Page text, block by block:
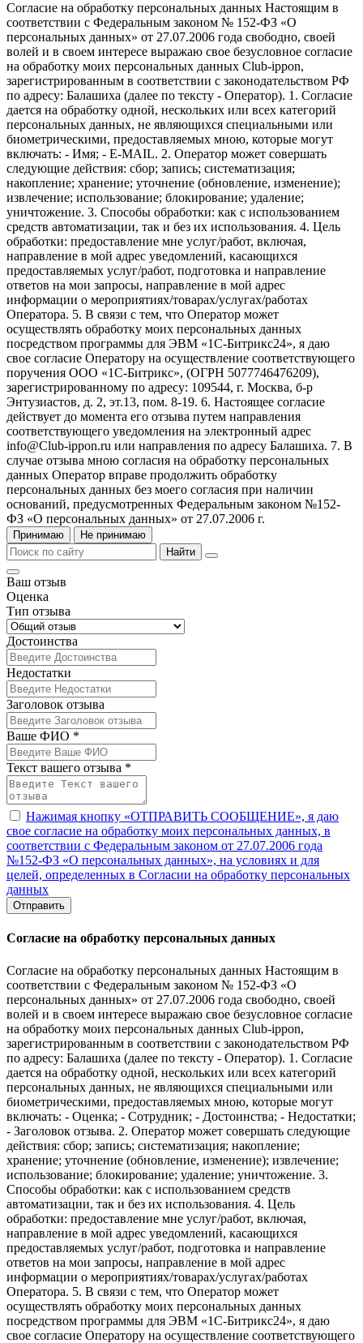
Согласие на обработку персональных данных Настоящим в
соответствии с Федеральным законом № 152-ФЗ «О
персональных данных» от 27.07.2006 года свободно, своей
волей и в своем интересе выражаю свое безусловное согласие
на обработку моих персональных данных Club-ippon,
зарегистрированным в соответствии с законодательством РФ
по адресу: Балашиха (далее по тексту - Оператор). 1. Согласие
дается на обработку одной, нескольких или всех категорий
персональных данных, не являющихся специальными или
биометрическими, предоставляемых мною, которые могут
включать: - Имя; - E-MAIL. 2. Оператор может совершать
следующие действия: сбор; запись; систематизация;
накопление; хранение; уточнение (обновление, изменение);
извлечение; использование; блокирование; удаление;
уничтожение. 3. Способы обработки: как с использованием
средств автоматизации, так и без их использования. 4. Цель
обработки: предоставление мне услуг/работ, включая,
направление в мой адрес уведомлений, касающихся
предоставляемых услуг/работ, подготовка и направление
ответов на мои запросы, направление в мой адрес
информации о мероприятиях/товарах/услугах/работах
Оператора. 5. В связи с тем, что Оператор может
осуществлять обработку моих персональных данных
посредством программы для ЭВМ «1С-Битрикс24», я даю
свое согласие Оператору на осуществление соответствующего
поручения ООО «1С-Битрикс», (ОГРН 5077746476209),
зарегистрированному по адресу: 109544, г. Москва, б-р
Энтузиастов, д. 2, эт.13, пом. 8-19. 6. Настоящее согласие
действует до момента его отзыва путем направления
соответствующего уведомления на электронный адрес
info@Club-ippon.ru или направления по адресу Балашиха. 7. В
случае отзыва мною согласия на обработку персональных
данных Оператор вправе продолжить обработку
персональных данных без моего согласия при наличии
оснований, предусмотренных Федеральным законом №152-
ФЗ «О персональных данных» от 27.07.2006 г.
Принимаю
Не принимаю
Найти
Ваш отзыв
Оценка
Тип отзыва
Достоинства
Недостатки
Заголовок отзыва
Ваше ФИО *
Текст вашего отзыва *
Нажимая кнопку «ОТПРАВИТЬ СООБЩЕНИЕ», я даю
свое согласие на обработку моих персональных данных, в
соответствии с Федеральным законом от 27.07.2006 года
№152-ФЗ «О персональных данных», на условиях и для
целей, определенных в Согласии на обработку персональных
данных
Отправить
Согласие на обработку персональных данных
Согласие на обработку персональных данных Настоящим в
соответствии с Федеральным законом № 152-ФЗ «О
персональных данных» от 27.07.2006 года свободно, своей
волей и в своем интересе выражаю свое безусловное согласие
на обработку моих персональных данных Club-ippon,
зарегистрированным в соответствии с законодательством РФ
по адресу: Балашиха (далее по тексту - Оператор). 1. Согласие
дается на обработку одной, нескольких или всех категорий
персональных данных, не являющихся специальными или
биометрическими, предоставляемых мною, которые могут
включать: - Оценка; - Сотрудник; - Достоинства; - Недостатки;
- Заголовок отзыва. 2. Оператор может совершать следующие
действия: сбор; запись; систематизация; накопление;
хранение; уточнение (обновление, изменение); извлечение;
использование; блокирование; удаление; уничтожение. 3.
Способы обработки: как с использованием средств
автоматизации, так и без их использования. 4. Цель
обработки: предоставление мне услуг/работ, включая,
направление в мой адрес уведомлений, касающихся
предоставляемых услуг/работ, подготовка и направление
ответов на мои запросы, направление в мой адрес
информации о мероприятиях/товарах/услугах/работах
Оператора. 5. В связи с тем, что Оператор может
осуществлять обработку моих персональных данных
посредством программы для ЭВМ «1С-Битрикс24», я даю
свое согласие Оператору на осуществление соответствующего